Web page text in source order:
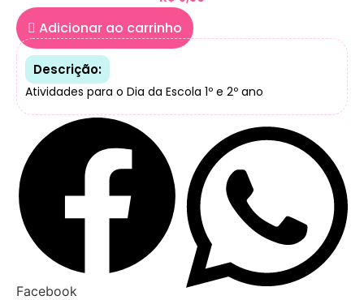
Adicionar ao carrinho
Descrição:
Atividades para o Dia da Escola 1º e 2º ano
Facebook